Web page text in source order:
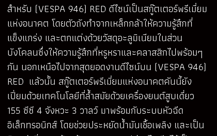
สำหรับ (VESPA 946) RED ดีไซน์เป็นสกู๊ตเตอร์พรีเมี่ยม
แห่งอนาคต โดยตัวถังทำจากเหล็กกล้าให้ความรู้สึกที่
แข็งแกร่ง และตกแต่งด้วยวัสดุอะลูมิเนียมในส่วน
บังโคลนซึ่งให้ความรู้สึกที่หรูหราและคลาสสิกไปพร้อมๆ
กัน นอกเหนือไปจากสุดยอดงานดีไซน์บน (VESPA 946)
RED แล้วนั้น สกู๊ตเตอร์พรีเมี่ยมแห่งอนาคตคันนี้ยัง
เปี่ยมด้วยเทคโนโลยีที่ล้ำสมัยด้วยเครื่องยนต์สูบเดี่ยว
155 ซีซี 4 จังหวะ 3 วาลว์ มาพร้อมกับระบบหัวฉีด
อิเล็กทรอนิกส์ โดยช่วยประหยัดน้ำมันเชื้อเพลิง และเป็น